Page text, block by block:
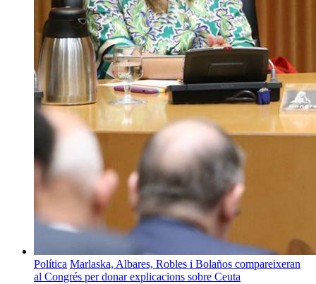
Política Marlaska, Albares, Robles i Bolaños compareixeran
al Congrés per donar explicacions sobre Ceuta